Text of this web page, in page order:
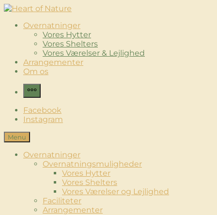
Skip
content
Heart of Nature
Luksus Glamping & Spaoplevelse
Overnatninger
Vores Hytter
Vores Shelters
Vores Værelser & Lejlighed
Arrangementer
Om os
More
Facebook
Instagram
Menu
Overnatninger
Overnatningsmuligheder
Vores Hytter
Vores Shelters
Vores Værelser og Lejlighed
Faciliteter
Arrangementer